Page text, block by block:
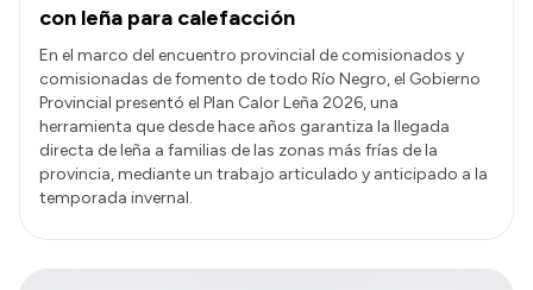
con leña para calefacción
En el marco del encuentro provincial de comisionados y
comisionadas de fomento de todo Río Negro, el Gobierno
Provincial presentó el Plan Calor Leña 2026, una
herramienta que desde hace años garantiza la llegada
directa de leña a familias de las zonas más frías de la
provincia, mediante un trabajo articulado y anticipado a la
temporada invernal.